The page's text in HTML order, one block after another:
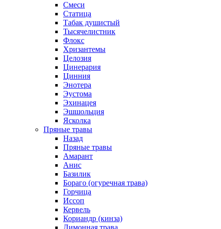
Смеси
Статица
Табак душистый
Тысячелистник
Флокс
Хризантемы
Целозия
Цинерария
Цинния
Энотера
Эустома
Эхинацея
Эшшольция
Ясколка
Пряные травы
Назад
Пряные травы
Амарант
Анис
Базилик
Бораго (огуречная трава)
Горчица
Иссоп
Кервель
Кориандр (кинза)
Лимонная трава